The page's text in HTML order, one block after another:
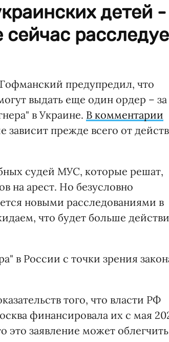
детей -
предупредил, что
выдать еще один ордер – за
в Украине. В комментарии
зависит прежде всего от
судей МУС, которые решат,
на арест. Но безусловно
новыми расследованиями в
что будет больше
в России с точки зрения
того, что власти РФ
финансировала их с мая
это заявление может облегчить